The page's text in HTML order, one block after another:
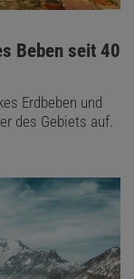
Beben seit 40
Erdbeben und
des Gebiets auf.